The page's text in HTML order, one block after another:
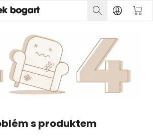
s produktem